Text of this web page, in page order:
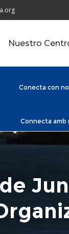
Nuestro
Conecta con
Connecta amb